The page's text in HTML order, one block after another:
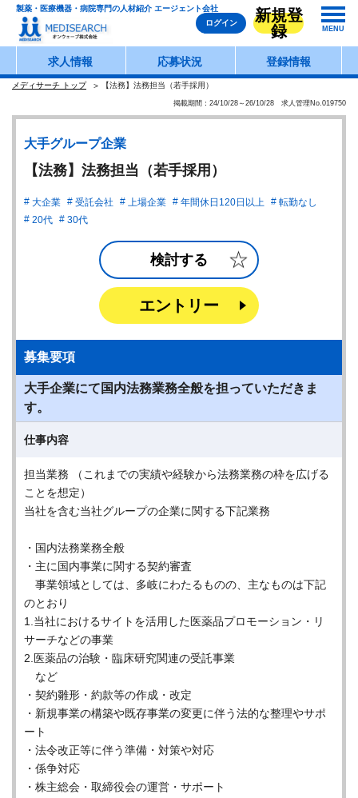
製薬・医療機器・病院専門の人材紹介 エージェント会社
ログイン
新規登
録
MENU
求人情報 応募状況 登録情報
メディサーチ トップ 【法務】法務担当（若手採用）
掲載期間：24/10/28～26/10/28 求人管理No.019750
大手グループ企業
【法務】法務担当（若手採用）
大企業 受託会社 上場企業 年間休日120日以上
転勤なし
20代
30代
検討する
エントリー
募集要項
大手企業にて国内法務業務全般を担っていただきま
す。
仕事内容
担当業務 （これまでの実績や経験から法務業務の枠を広げる
ことを想定）
当社を含む当社グループの企業に関する下記業務
・国内法務業務全般
・主に国内事業に関する契約審査
事業領域としては、多岐にわたるものの、主なものは下記
のとおり
1.当社におけるサイトを活用した医薬品プロモーション・リ
サーチなどの事業
2.医薬品の治験・臨床研究関連の受託事業
など
・契約雛形・約款等の作成・改定
・新規事業の構築や既存事業の変更に伴う法的な整理やサポ
ート
・法令改正等に伴う準備・対策や対応
・係争対応
・株主総会・取締役会の運営・サポート